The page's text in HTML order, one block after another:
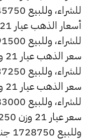
للشراء، وللبيع 345750 جنيه.
للشراء، وللبيع 691500 جنيه.
للشراء، وللبيع 1037250 جنيه.
للشراء، وللبيع 1383000 جنيه.
وللبيع 1728750 جنيه.